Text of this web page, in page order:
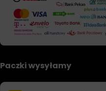
Paczki wysyłamy